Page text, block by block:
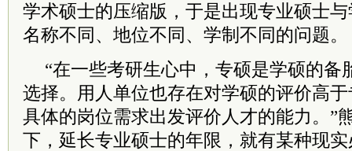
学术硕士的压缩版，于是出现专业硕士
名称不同、地位不同、学制不同的问题。
“在一些考研生心中，专硕是学硕的备
选择。用人单位也存在对学硕的评价高
具体的岗位需求出发评价人才的能力。”
下，延长专业硕士的年限，就有某种现